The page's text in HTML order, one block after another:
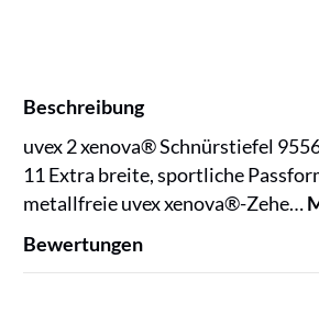
Beschreibung
uvex 2 xenova® Schnürstiefel
11 Extra breite, sportliche
metallfreie uvex xenova®-Zehe…
Bewertungen